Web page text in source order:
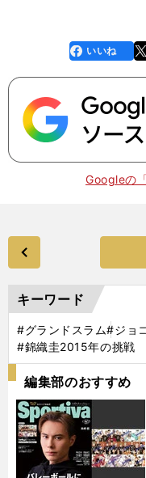
faceboo
k
いいね
Googleの
キーワード
#グランドスラム#ジョ
#錦織圭2015年の挑戦
編集部のおすすめ